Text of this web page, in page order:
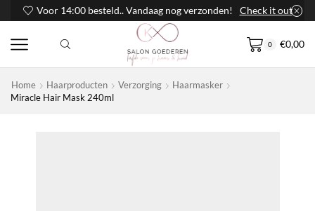
Voor 14:00 besteld.. Vandaag nog verzonden! Check it out
0 €0,00
Home Haarproducten Verzorging
Haarmasker
Miracle Hair Mask 240ml